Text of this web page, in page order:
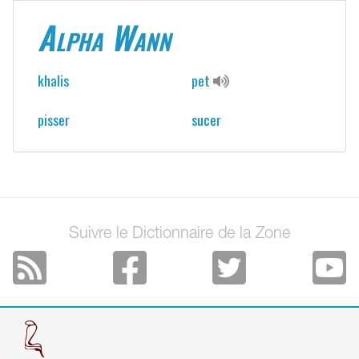
Alpha Wann
khalis
pet
pisser
sucer
Suivre le Dictionnaire de la Zone